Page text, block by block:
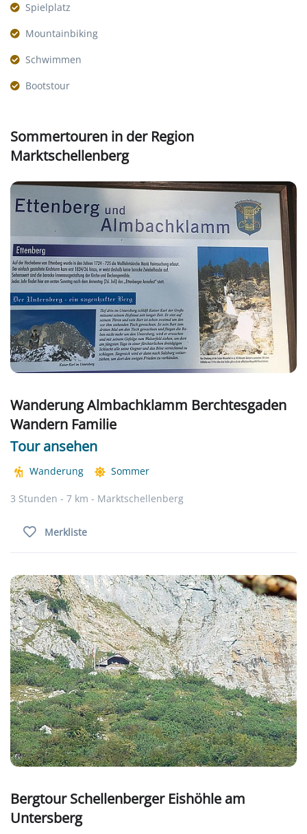
Spielplatz
Mountainbiking
Schwimmen
Bootstour
Sommertouren in der Region
Marktschellenberg
Wanderung Almbachklamm Berchtesgaden
Wandern Familie
Tour ansehen
Wanderung Sommer
3 Stunden - 7 km - Marktschellenberg
Merkliste
Bergtour Schellenberger Eishöhle am
Untersberg